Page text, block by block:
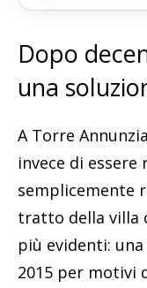
Dopo
una
A Torre
invece di
semplicemente
tratto della villa
più evidenti:
2015 per motivi